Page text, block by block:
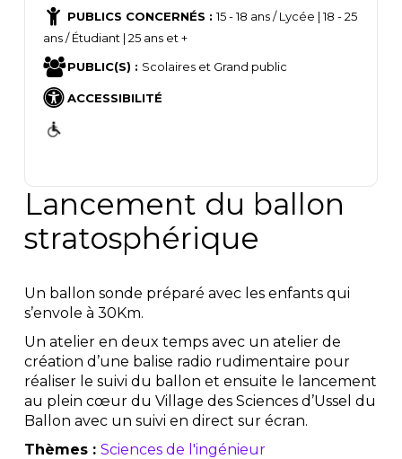
PUBLICS CONCERNÉS :15 - 18 ans / Lycée | 18 - 25
ans / Étudiant | 25 ans et +
PUBLIC(S) : Scolaires et Grand public
ACCESSIBILITÉ
Lancement du ballon
stratosphérique
Un ballon sonde préparé avec les enfants qui
s’envole à 30Km.
Un atelier en deux temps avec un atelier de
création d’une balise radio rudimentaire pour
réaliser le suivi du ballon et ensuite le lancement
au plein cœur du Village des Sciences d’Ussel du
Ballon avec un suivi en direct sur écran.
Thèmes : Sciences de l'ingénieur